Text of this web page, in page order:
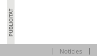
Notícies